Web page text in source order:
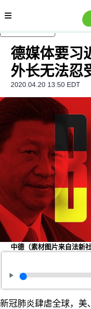
内容分类
德媒体要习
外长无法忍
2020.04.20 13:50 EDT
中德（素材图片来自法新社
新冠肺炎肆虐全球，美